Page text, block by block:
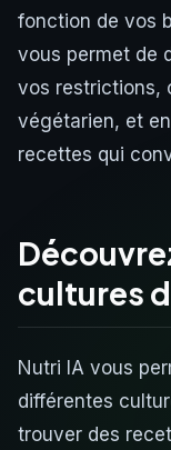
fonction de vos
vous permet de
vos restrictions,
végétarien, et
recettes qui
cultures
Nutri IA vous
différentes
trouver des